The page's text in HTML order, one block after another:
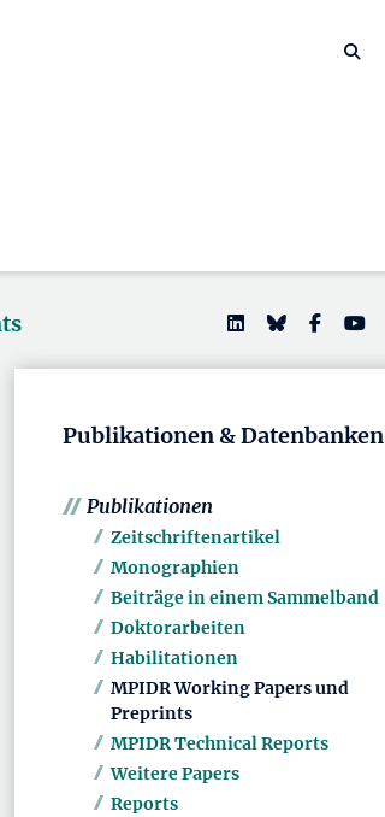
Publikationen & Datenbanken
Publikationen
Zeitschriftenartikel
Monographien
Beiträge in einem Sammelband
Doktorarbeiten
Habilitationen
MPIDR Working Papers und
Preprints
MPIDR Technical Reports
Weitere Papers
Reports